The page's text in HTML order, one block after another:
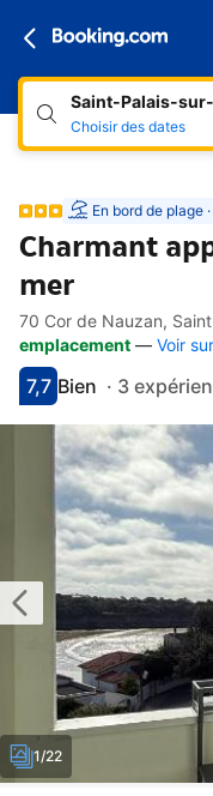
Saint-Palais-
Choisir des dates
En bord de plage
Charmant
mer
Accès rapides
Aller à la description
Aller aux équipements
Aller aux hébergements
Aller aux conditions
70 Cor de Nauzan,
emplacement — Voir
Avec une note de 7.7
7,7
bien Bien · 3
1/22